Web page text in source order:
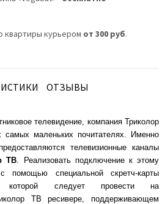
квартиры курьером от 300 руб.
ОТЗЫВЫ
телевидение, компания Триколор
маленьких почитателях. Именно
телевизионные каналы
ТВ. Реализовать подключение к этому
помощью специальной скретч-карты
которой следует провести на
ТВ ресивере, поддерживающем